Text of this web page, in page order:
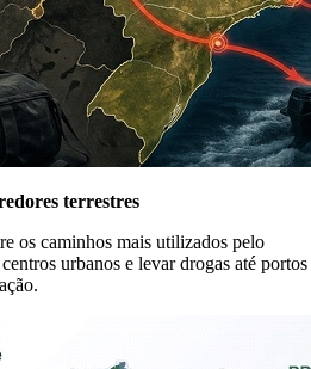
terrestres
os caminhos mais utilizados pelo
urbanos e levar drogas até portos